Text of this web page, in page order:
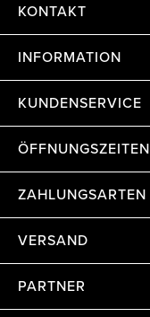
KONTAKT
INFORMATION
KUNDENSERVICE
ÖFFNUNGSZEITEN
ZAHLUNGSARTEN
VERSAND
PARTNER